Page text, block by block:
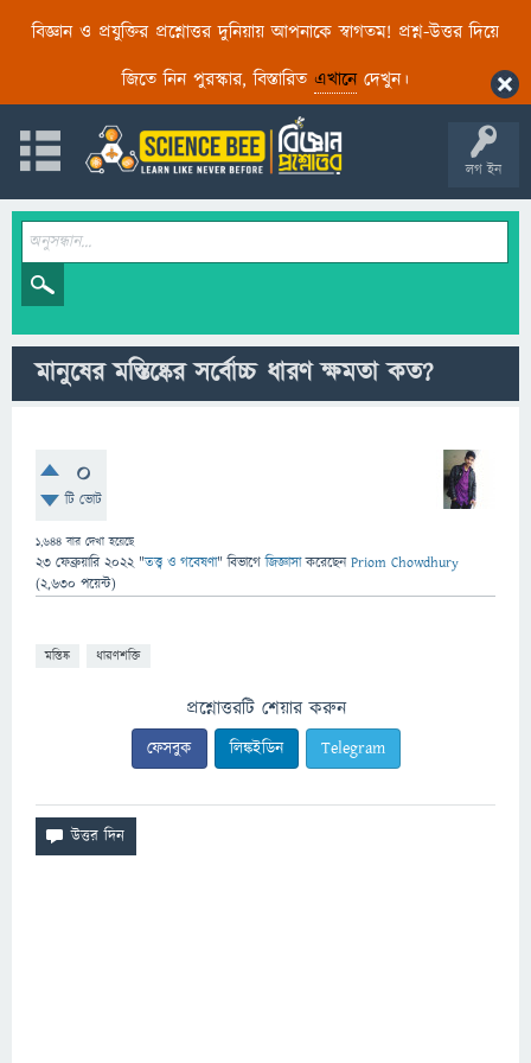
বিজ্ঞান ও প্রযুক্তির প্রশ্নোত্তর দুনিয়ায় আপনাকে স্বাগতম! প্রশ্ন-উত্তর দিয়ে
জিতে নিন পুরস্কার, বিস্তারিত এখানেদেখুন।
লগ ইন
মানুষের মস্তিষ্কের সর্বোচ্চ ধারণ ক্ষমতা কত?
0
টি ভোট
1,644 বার দেখা হয়েছে
23 ফেব্রুয়ারি 2022 "তত্ত্ব ও গবেষণা" বিভাগে জিজ্ঞাসাকরেছেনPriom Chowdhury
(2,630 পয়েন্ট)
মস্তিষ্ক ধারণশক্তি
প্রশ্নোত্তরটি শেয়ার করুন
ফেসবুক লিঙ্কইডিন Telegram